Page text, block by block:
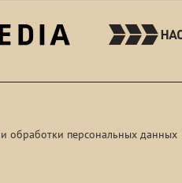
обработки персональных данных